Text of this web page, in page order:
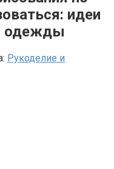
идеи
одежды
Рукоделие и